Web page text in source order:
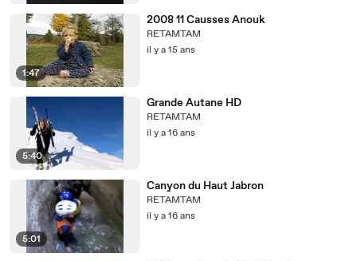
1:47
2008 11 Causses Anouk
RETAMTAM
il y a 15 ans
5:40
Grande Autane HD
RETAMTAM
il y a 16 ans
5:01
Canyon du Haut Jabron
RETAMTAM
il y a 16 ans